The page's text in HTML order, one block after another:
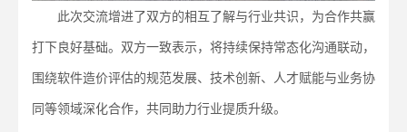
此次交流增进了双方的相互了解与行业共识，为合作共赢
打下良好基础。双方一致表示，将持续保持常态化沟通联动，
围绕软件造价评估的规范发展、技术创新、人才赋能与业务协
同等领域深化合作，共同助力行业提质升级。